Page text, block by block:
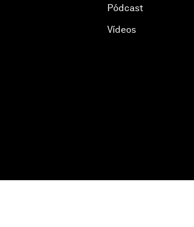
Pódcast
Vídeos